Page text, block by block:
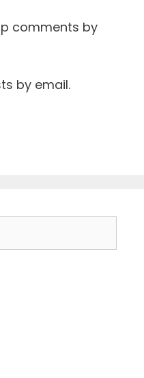
comments by
by email.